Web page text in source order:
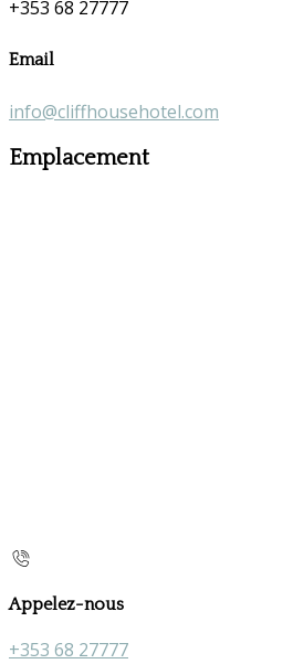
+353 68 27777
Email
info@cliffhousehotel.com
Emplacement
Appelez-nous
+353 68 27777